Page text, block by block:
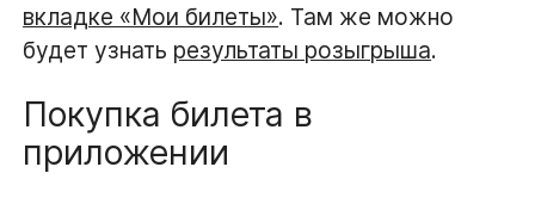
вкладке «Мои билеты». Там же можно
будет узнать результаты розыгрыша.
Покупка билета в
приложении